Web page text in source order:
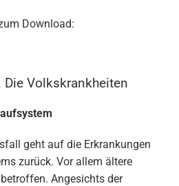
Download:
Die Volkskrankheiten
geht auf die Erkrankungen
zurück. Vor allem ältere
Angesichts der